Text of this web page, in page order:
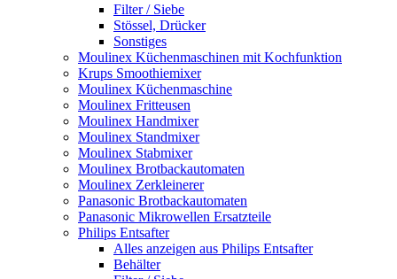
Filter / Siebe
Stössel, Drücker
Sonstiges
Moulinex Küchenmaschinen mit Kochfunktion
Krups Smoothiemixer
Moulinex Küchenmaschine
Moulinex Fritteusen
Moulinex Handmixer
Moulinex Standmixer
Moulinex Stabmixer
Moulinex Brotbackautomaten
Moulinex Zerkleinerer
Panasonic Brotbackautomaten
Panasonic Mikrowellen Ersatzteile
Philips Entsafter
Alles anzeigen aus Philips Entsafter
Behälter